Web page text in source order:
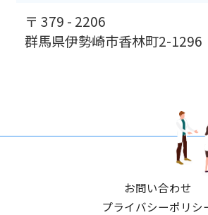
〒 379 - 2206
群馬県伊勢崎市香林町2-1296
お問い合わせ
プライバシーポリシ